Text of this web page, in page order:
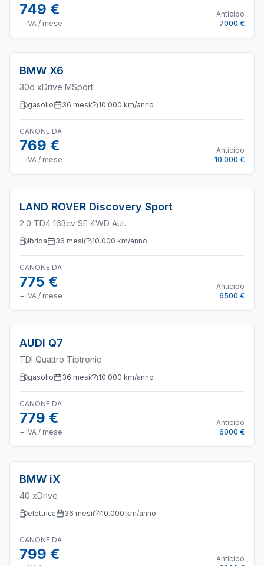
749 €
+ IVA / mese
Anticipo
7000 €
BMW X6
30d xDrive MSport
gasolio 36 mesi 10.000 km/anno
CANONE DA
769 €
+ IVA / mese
Anticipo
10.000 €
LAND ROVER Discovery Sport
2.0 TD4 163cv SE 4WD Aut.
ibrida 36 mesi 10.000 km/anno
CANONE DA
775 €
+ IVA / mese
Anticipo
6500 €
AUDI Q7
TDI Quattro Tiptronic
gasolio 36 mesi 10.000 km/anno
CANONE DA
779 €
+ IVA / mese
Anticipo
6000 €
BMW iX
40 xDrive
elettrica 36 mesi 10.000 km/anno
CANONE DA
799 €
Anticipo